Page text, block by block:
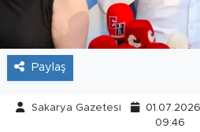
Paylaş
Sakarya Gazetesi
09:46
Foto Şaka
Teknoloji